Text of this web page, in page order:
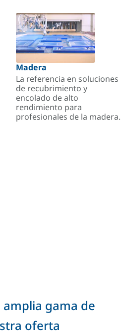
Madera
La referencia en soluciones
de recubrimiento y
encolado de alto
rendimiento para
profesionales de la madera.
gama de
oferta